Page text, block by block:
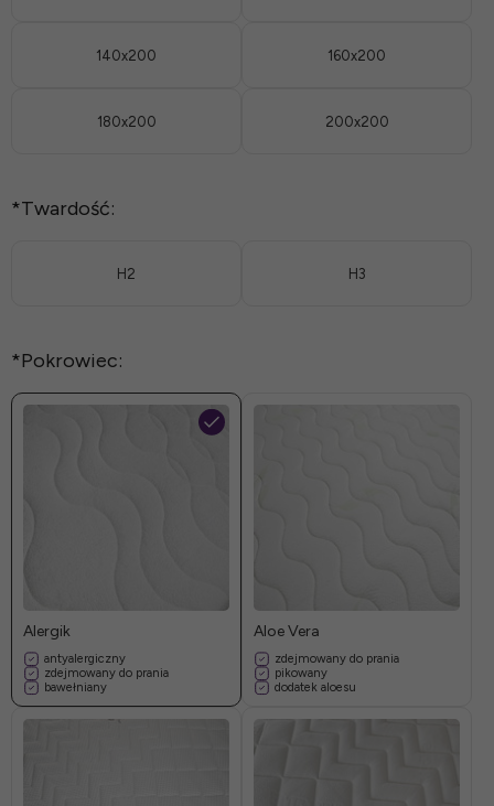
140x200 160x200
180x200 200x200
*Twardość:
H2 H3
*Pokrowiec:
Alergik
antyalergiczny
zdejmowany do prania
bawełniany
Aloe Vera
zdejmowany do prania
pikowany
dodatek aloesu